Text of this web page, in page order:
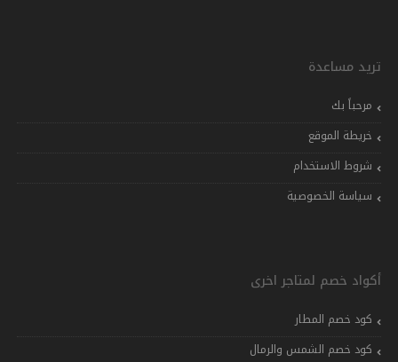
تريد مساعدة
مرحباً بك
خريطة الموقع
شروط الاستخدام
سياسة الخصوصية
أكواد خصم لمتاجر اخرى
كود خصم المطار
كود خصم الشمس والرمال